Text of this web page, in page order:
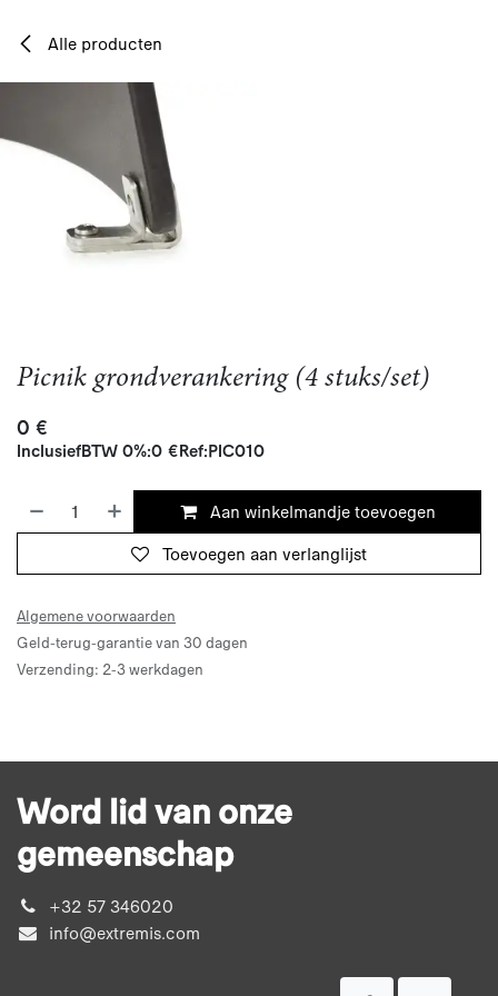
Alle producten
Picnik grondverankering (4 stuks/set)
0 €
InclusiefBTW 0%:0 €Ref:PIC010
Aan winkelmandje toevoegen
Toevoegen aan verlanglijst
Algemene voorwaarden
Geld-terug-garantie van 30 dagen
Verzending: 2-3 werkdagen
Word lid van onze
gemeenschap
+32 57 346020
info@extremis.com